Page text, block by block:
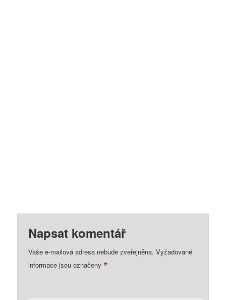
Napsat komentář
Vaše e-mailová adresa nebude zveřejněna. Vyžadované
informace jsou označeny*